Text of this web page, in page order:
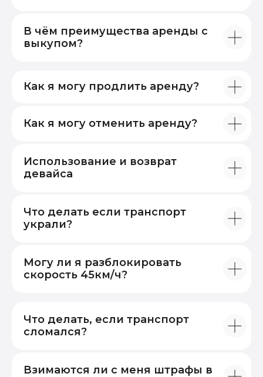
В чём преимущества аренды с
выкупом?
Как я могу продлить аренду?
Как я могу отменить аренду?
Использование и возврат
девайса
Что делать если транспорт
украли?
Могу ли я разблокировать
скорость 45км/ч?
Что делать, если транспорт
сломался?
Взимаются ли с меня штрафы в